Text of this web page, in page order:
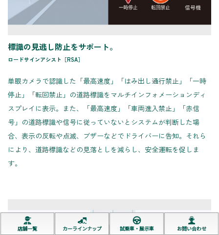
標識の見逃し防止をサポート。
ロードサインアシスト［RSA］
単眼カメラで認識した「最高速度」「はみ出し通行禁止」「一時
停止」「転回禁止」の道路標識をマルチインフォメーションディ
スプレイに表示。また、「最高速度」「車両進入禁止」「赤信
号」の道路標識や信号に従っていないとシステムが判断した場
合、表示の反転や点滅、ブザーなどでドライバーに告知。それら
により、道路標識などの見落としを減らし、安全運転を促しま
す。
店舗一覧 カーラインナップ 試乗車・展示車 お問い合わせ